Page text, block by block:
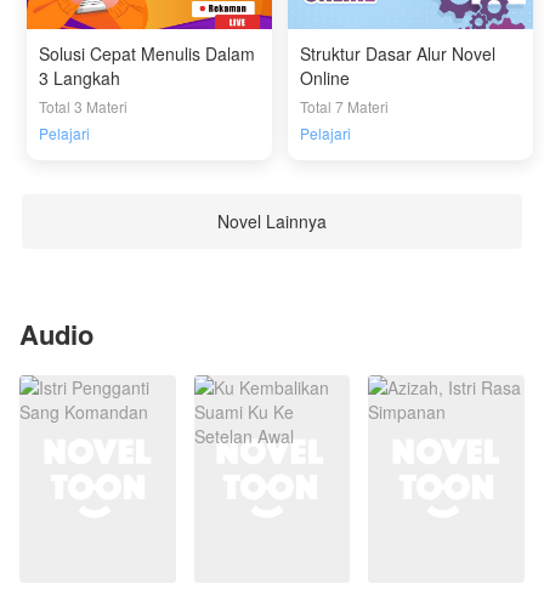
Solusi Cepat Menulis Dalam
3 Langkah
Total 3 Materi
Pelajari
Struktur Dasar Alur Novel
Online
Total 7 Materi
Pelajari
Novel Lainnya
Audio